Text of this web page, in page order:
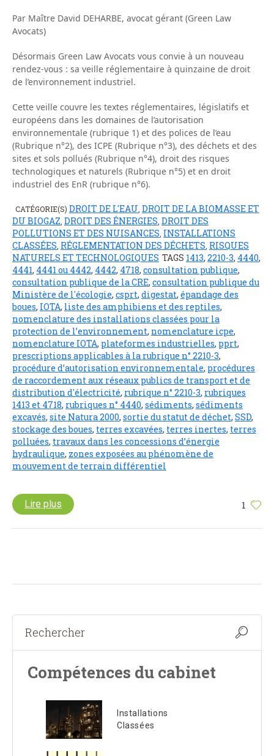
Par Maître David DEHARBE, avocat gérant (Green Law
Avocats)
Désormais Green Law Avocats vous convie à un nouveau
rendez-vous : sa veille réglementaire à quinzaine de droit
de l’environnement industriel.
Cette veille couvre les textes réglementaires, législatifs et
européens dans les domaines de l’autorisation
environnementale (rubrique 1) et des polices de l’eau
(Rubrique n°2), des ICPE (Rubrique n°3), des déchets et des
sites et sols pollués (Rubrique n°4), droit des risques
technologiques et naturels (Rubrique n°5) et en droit
industriel des EnR (rubrique n°6).
CATÉGORIE(S) DROIT DE L'EAU DROIT DE LA BIOMASSE ET
DU BIOGAZ DROIT DES ÉNERGIES DROIT DES
POLLUTIONS ET DES NUISANCES INSTALLATIONS
CLASSÉES RÉGLEMENTATION DES DÉCHETS RISQUES
NATURELS ET TECHNOLOGIQUES TAGS 1413, 2210-3, 4440,
4441, 4441 ou 4442, 4442, 4718, consultation publique,
consultation publique de la CRE, consultation publique du
Ministère de l'écologie, csprt, digestat, épandage des
boues, IOTA, liste des amphibiens et des reptiles,
nomenclature des installations classées pour la
protection de l’environnement, nomenclature icpe,
nomenclature IOTA, plateformes industrielles, pprt,
prescriptions applicables à la rubrique n° 2210-3,
procédure d’autorisation environnementale, procédures
de raccordement aux réseaux publics de transport et de
distribution d'électricité, rubrique n° 2210-3, rubriques
1413 et 4718, rubriques n° 4440, sédiments, sédiments
excavés, site Natura 2000, sortie du statut de déchet, SSD,
stockage des boues, terres excavées, terres inertes, terres
polluées, travaux dans les concessions d’énergie
hydraulique, zones exposées au phénomène de
mouvement de terrain différentiel
1
Lire plus
Compétences du cabinet
Installations
Classées